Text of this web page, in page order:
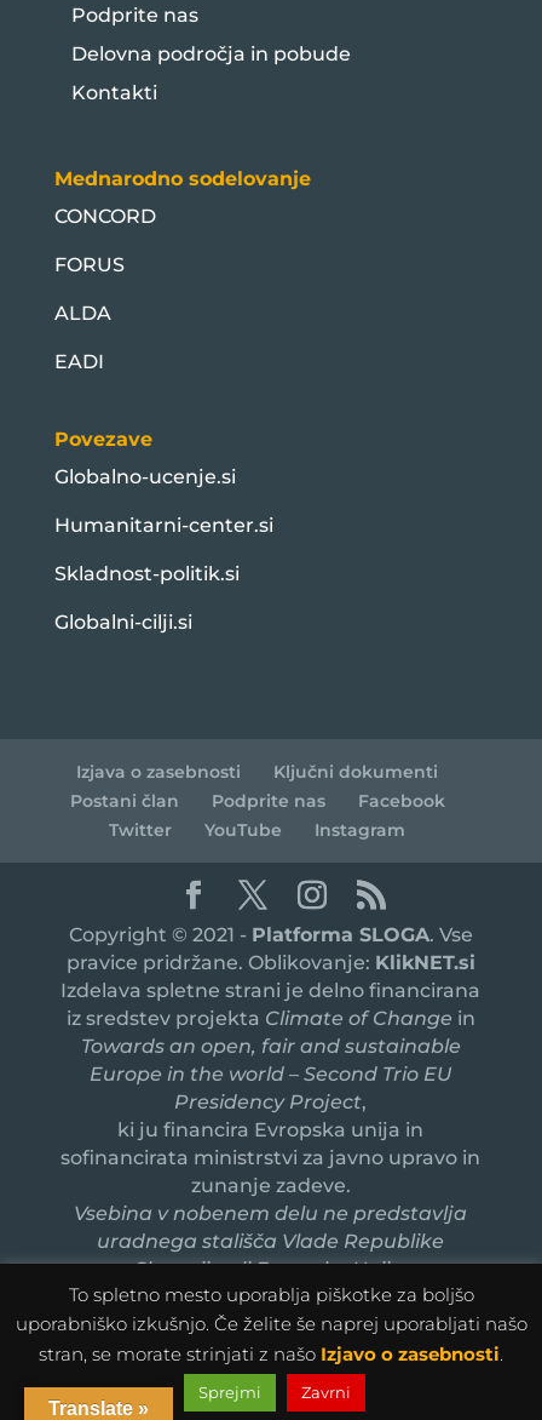
Podprite nas
Delovna področja in pobude
Kontakti
Mednarodno sodelovanje
CONCORD
FORUS
ALDA
EADI
Povezave
Globalno-ucenje.si
Humanitarni-center.si
Skladnost-politik.si
Globalni-cilji.si
Izjava o zasebnosti
Ključni dokumenti
Postani član
Podprite nas
Facebook
Twitter
YouTube Instagram
Copyright © 2021 - Platforma SLOGA. Vse
pravice pridržane. Oblikovanje: KlikNET.si
Izdelava spletne strani je delno financirana
iz sredstev projekta Climate of Change in
Towards an open, fair and sustainable
Europe in the world – Second Trio EU
Presidency Project,
ki ju financira Evropska unija in
sofinancirata ministrstvi za javno upravo in
zunanje zadeve.
Vsebina v nobenem delu ne predstavlja
uradnega stališča Vlade Republike
Slovenije ali Evropske Unije.
To spletno mesto uporablja piškotke za boljšo
uporabniško izkušnjo. Če želite še naprej uporabljati našo
stran, se morate strinjati z našo Izjavo o zasebnosti.
Sprejmi Zavrni
Translate »